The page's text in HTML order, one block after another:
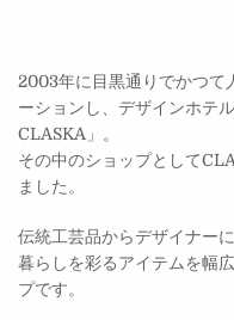
2003年に目黒通りでかつて
ーションし、デザインホテ
CLASKA」。
その中のショップとして
ました。
伝統工芸品からデザイナー
暮らしを彩るアイテムを幅
プです。